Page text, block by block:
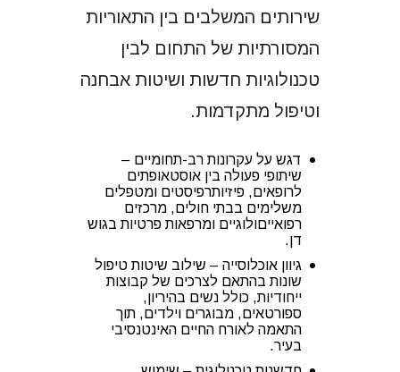
שירותים המשלבים בין התאוריות
המסורתיות של התחום לבין
טכנולוגיות חדשות ושיטות אבחנה
וטיפול מתקדמות.
דגש על עקרונות רב-תחומיים –
שיתופי פעולה בין אוסטאופתים
לרופאים, פיזיותרפיסטים ומטפלים
משלימים בבתי חולים, מרכזים
רפואייםולוגיים ומרפאות פרטיות בגוש
דן.
גיוון אוכלוסייה – שילוב שיטות טיפול
שונות בהתאם לצרכים של קבוצות
ייחודיות, כולל נשים בהיריון,
ספורטאים, מבוגרים וילדים, תוך
התאמה לאורח החיים האינטנסיבי
בעיר.